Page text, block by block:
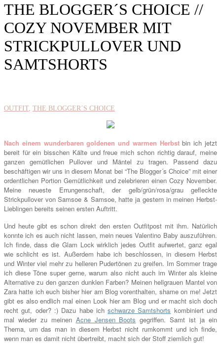
THE BLOGGER´S CHOICE //
COZY NOVEMBER MIT
STRICKPULLOVER UND
SAMTSHORTS
OUTFIT THE BLOGGER´S CHOICE
Nach einem wunderbaren goldenen und warmen Herbstbin ich jetzt
bereit für ein bisschen Kälte und freue mich schon richtig darauf, meine
ganzen gemütlichen Pullover und Mäntel zu tragen. Passend dazu
beschäftigen wir uns in diesem Monat bei “The Blogger´s Choice” mit einer
ordentlichen Portion Gemütlichkeit und zelebrieren einen Cozy November.
Meine neueste Errungenschaft, der gelb/grün/rosa/grau gefleckte
Strickpullover von Samsoe & Samsoe, hatte ja gestern in meinen Herbst-
Lieblingen bereits seinen ersten Auftritt.
Und heute gibt es schon direkt den ersten Outfitpost mit ihm. Natürlich
konnte ich es auch nicht lassen, mein neues Valentino Baby auszuführen.
Ich finde, dass die Glam Lock wirklich jedes Outfit aufwertet, ganz egal
wie schlicht es ist. Außerdem habe ich beschlossen, in diesem Herbst
und Winter viel mehr zu helleren Pudertönen zu greifen. Im Sommer trage
ich diese Töne super gerne, warum also nicht auch im Winter als kleine
Alternative zu den ganzen dunklen Farben? Meinen hellgrauen Mantel von
Zara hatte ich euch bisher hier am Blog vorenthalten, shame on me! Jetzt
gibt es also endlich mal einen Look hier am Blog und er macht sich doch
recht gut, oder? :) Dazu habe ichschwarze Samtshorts kombiniert und
mal wieder zu meinen Acne Jensen Boots gegriffen. Samt ist ja ein
Thema, um das man in diesem Herbst nicht rumkommt und ich finde,
wenn man es damit nicht übertreibt, macht sich der Stoff ziemlich gut!